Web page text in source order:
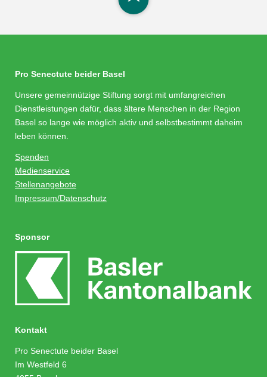
Pro Senectute beider Basel
Unsere gemeinnützige Stiftung sorgt mit umfangreichen
Dienstleistungen dafür, dass ältere Menschen in der Region
Basel so lange wie möglich aktiv und selbstbestimmt daheim
leben können.
Spenden
Medienservice
Stellenangebote
Impressum/Datenschutz
Sponsor
Kontakt
Pro Senectute beider Basel
Im Westfeld 6